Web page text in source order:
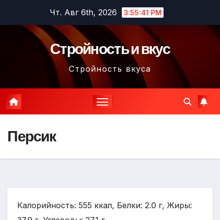
содержимому
Чт. Авг 6th, 2026 3:55:42 PM
Стройность и вкус
Стройность вкуса
Персик
Калорийность: 555 ккал, Белки: 2.0 г, Жиры: